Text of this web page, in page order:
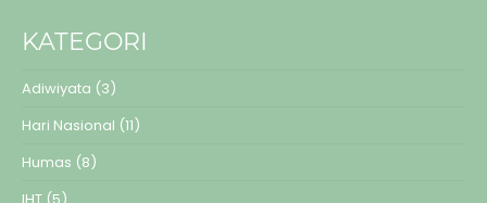
KATEGORI
Adiwiyata (3)
Hari Nasional (11)
Humas (8)
IHT (5)